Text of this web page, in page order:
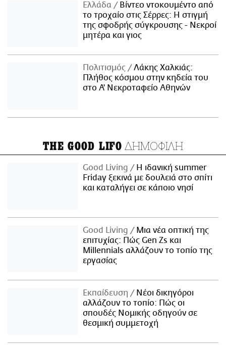
Ελλάδα
Βίντεο ντοκουμέντο από
το τροχαίο στις Σέρρες: Η στιγμή
της σφοδρής σύγκρουσης - Νεκροί
μητέρα και γιος
Πολιτισμός
Λάκης Χαλκιάς:
Πλήθος κόσμου στην κηδεία του
στο Α' Νεκροταφείο Αθηνών
THE GOOD LIFO ΔΗΜΟΦΙΛΗ
Good Living
Η ιδανική summer
Friday ξεκινά με δουλειά στο σπίτι
και καταλήγει σε κάποιο νησί
Good Living
Μια νέα οπτική της
επιτυχίας: Πώς Gen Zs και
Millennials αλλάζουν το τοπίο της
εργασίας
Εκπαίδευση
Νέοι δικηγόροι
αλλάζουν το τοπίο: Πώς οι
σπουδές Νομικής οδηγούν σε
θεσμική συμμετοχή